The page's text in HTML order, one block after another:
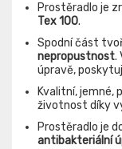
Prostěradlo je
Tex 100.
Spodní část
nepropustnost.
úpravě,
Kvalitní, jemné,
životnost díky
Prostěradlo je
antibakteriální